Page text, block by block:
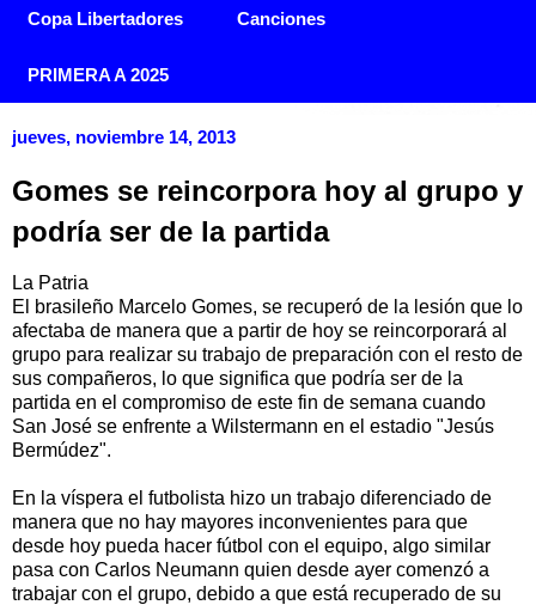
Copa Libertadores Canciones
PRIMERA A 2025
jueves, noviembre 14, 2013
Gomes se reincorpora hoy al grupo y
podría ser de la partida
La Patria
El brasileño Marcelo Gomes, se recuperó de la lesión que lo
afectaba de manera que a partir de hoy se reincorporará al
grupo para realizar su trabajo de preparación con el resto de
sus compañeros, lo que significa que podría ser de la
partida en el compromiso de este fin de semana cuando
San José se enfrente a Wilstermann en el estadio "Jesús
Bermúdez".
En la víspera el futbolista hizo un trabajo diferenciado de
manera que no hay mayores inconvenientes para que
desde hoy pueda hacer fútbol con el equipo, algo similar
pasa con Carlos Neumann quien desde ayer comenzó a
trabajar con el grupo, debido a que está recuperado de su